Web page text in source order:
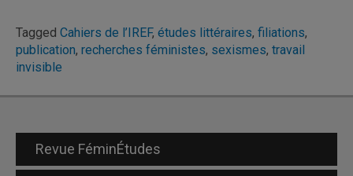
Tagged Cahiers de l’IREF, études littéraires, filiations,
publication, recherches féministes, sexismes, travail
invisible
Revue FéminÉtudes